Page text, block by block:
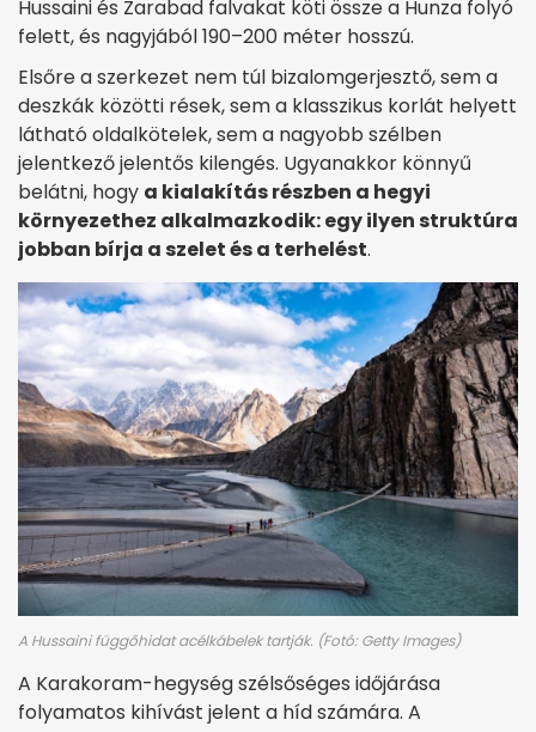
Hussaini és Zarabad falvakat köti össze a Hunza folyó
felett, és nagyjából 190–200 méter hosszú.
Elsőre a szerkezet nem túl bizalomgerjesztő, sem a
deszkák közötti rések, sem a klasszikus korlát helyett
látható oldalkötelek, sem a nagyobb szélben
jelentkező jelentős kilengés. Ugyanakkor könnyű
belátni, hogy a kialakítás részben a hegyi
környezethez alkalmazkodik: egy ilyen struktúra
jobban bírja a szelet és a terhelést.
A Hussaini függőhidat acélkábelek tartják. (Fotó: Getty Images)
A Karakoram-hegység szélsőséges időjárása
folyamatos kihívást jelent a híd számára. A